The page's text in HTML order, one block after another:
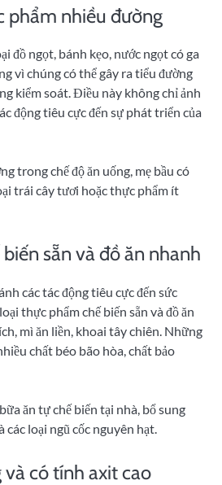
phẩm nhiều đường
đồ ngọt, bánh kẹo, nước ngọt có ga
vì chúng có thể gây ra tiểu đường
kiểm soát. Điều này không chỉ ảnh
động tiêu cực đến sự phát triển của
trong chế độ ăn uống, mẹ bầu có
trái cây tươi hoặc thực phẩm ít
sẵn và đồ ăn nhanh
các tác động tiêu cực đến sức
thực phẩm chế biến sẵn và đồ ăn
mì ăn liền, khoai tây chiên. Những
chất béo bão hòa, chất bảo
ăn tự chế biến tại nhà, bổ sung
các loại ngũ cốc nguyên hạt.
có tính axit cao